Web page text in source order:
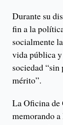
Durante su
fin a la
socialmente
vida pública
sociedad
mérito”.
La Oficina de
memorando